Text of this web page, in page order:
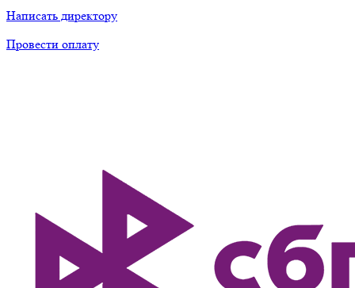
Написать директору
Провести оплату